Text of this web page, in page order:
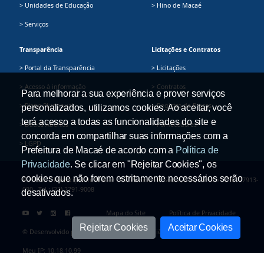
> Unidades de Educação
> Serviços
> Hino de Macaé
Transparência
> Portal da Transparência
> Acesso à informação
> Plano Plurianual
> Dados Abertos
> LGPD
Licitações e Contratos
> Licitações
> Contratos
> Registro de Preços
> Fornecedores
Prefeitura Municipal de Macaé - Av. Presidente Sodré, 534, Centro - CEP: 27913-
080 - Tel.: (22) 2791-9008
Mapa do Site Política de Privacidade
© Desenvolvido pela Secretaria Adjunta de Ciência e Tecnologia
Meu IP: 10.18.10.99
Para melhorar a sua experiência e prover serviços
personalizados, utilizamos cookies. Ao aceitar, você
terá acesso a todas as funcionalidades do site e
concorda em compartilhar suas informações com a
Prefeitura de Macaé de acordo com a Política de
Privacidade. Se clicar em "Rejeitar Cookies", os
cookies que não forem estritamente necessários serão
desativados.
Aceitar Cookies
Rejeitar Cookies